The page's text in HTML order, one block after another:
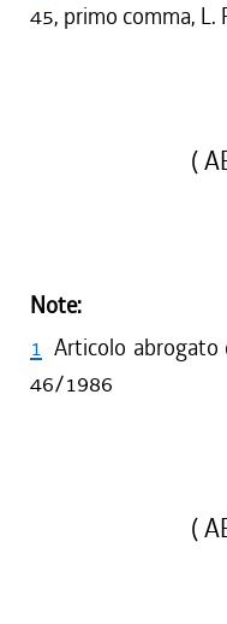
45, primo comma, L.
(
Note:
1 Articolo abrogato
46/1986
(